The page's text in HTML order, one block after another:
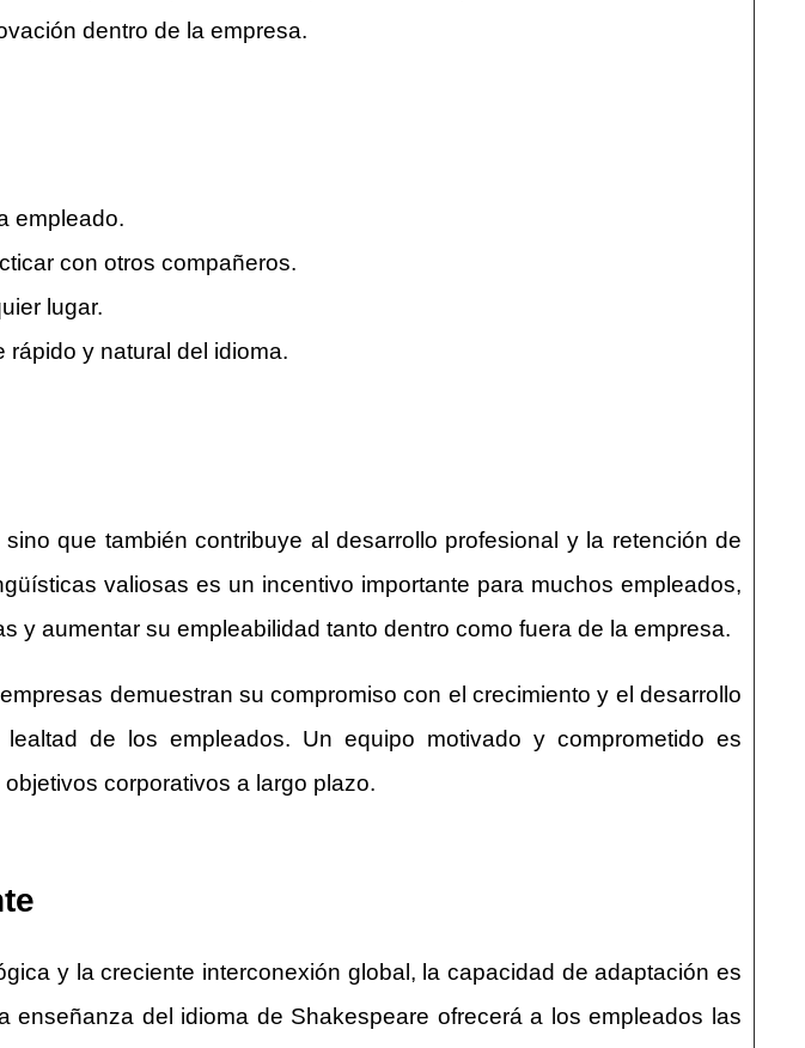
dentro de la empresa.
empleado.
con otros compañeros.
lugar.
y natural del idioma.
que también contribuye al desarrollo profesional y la retención de
valiosas es un incentivo importante para muchos empleados,
y aumentar su empleabilidad tanto dentro como fuera de la empresa.
demuestran su compromiso con el crecimiento y el desarrollo
de los empleados. Un equipo motivado y comprometido es
corporativos a largo plazo.
y la creciente interconexión global, la capacidad de adaptación es
del idioma de Shakespeare ofrecerá a los empleados las